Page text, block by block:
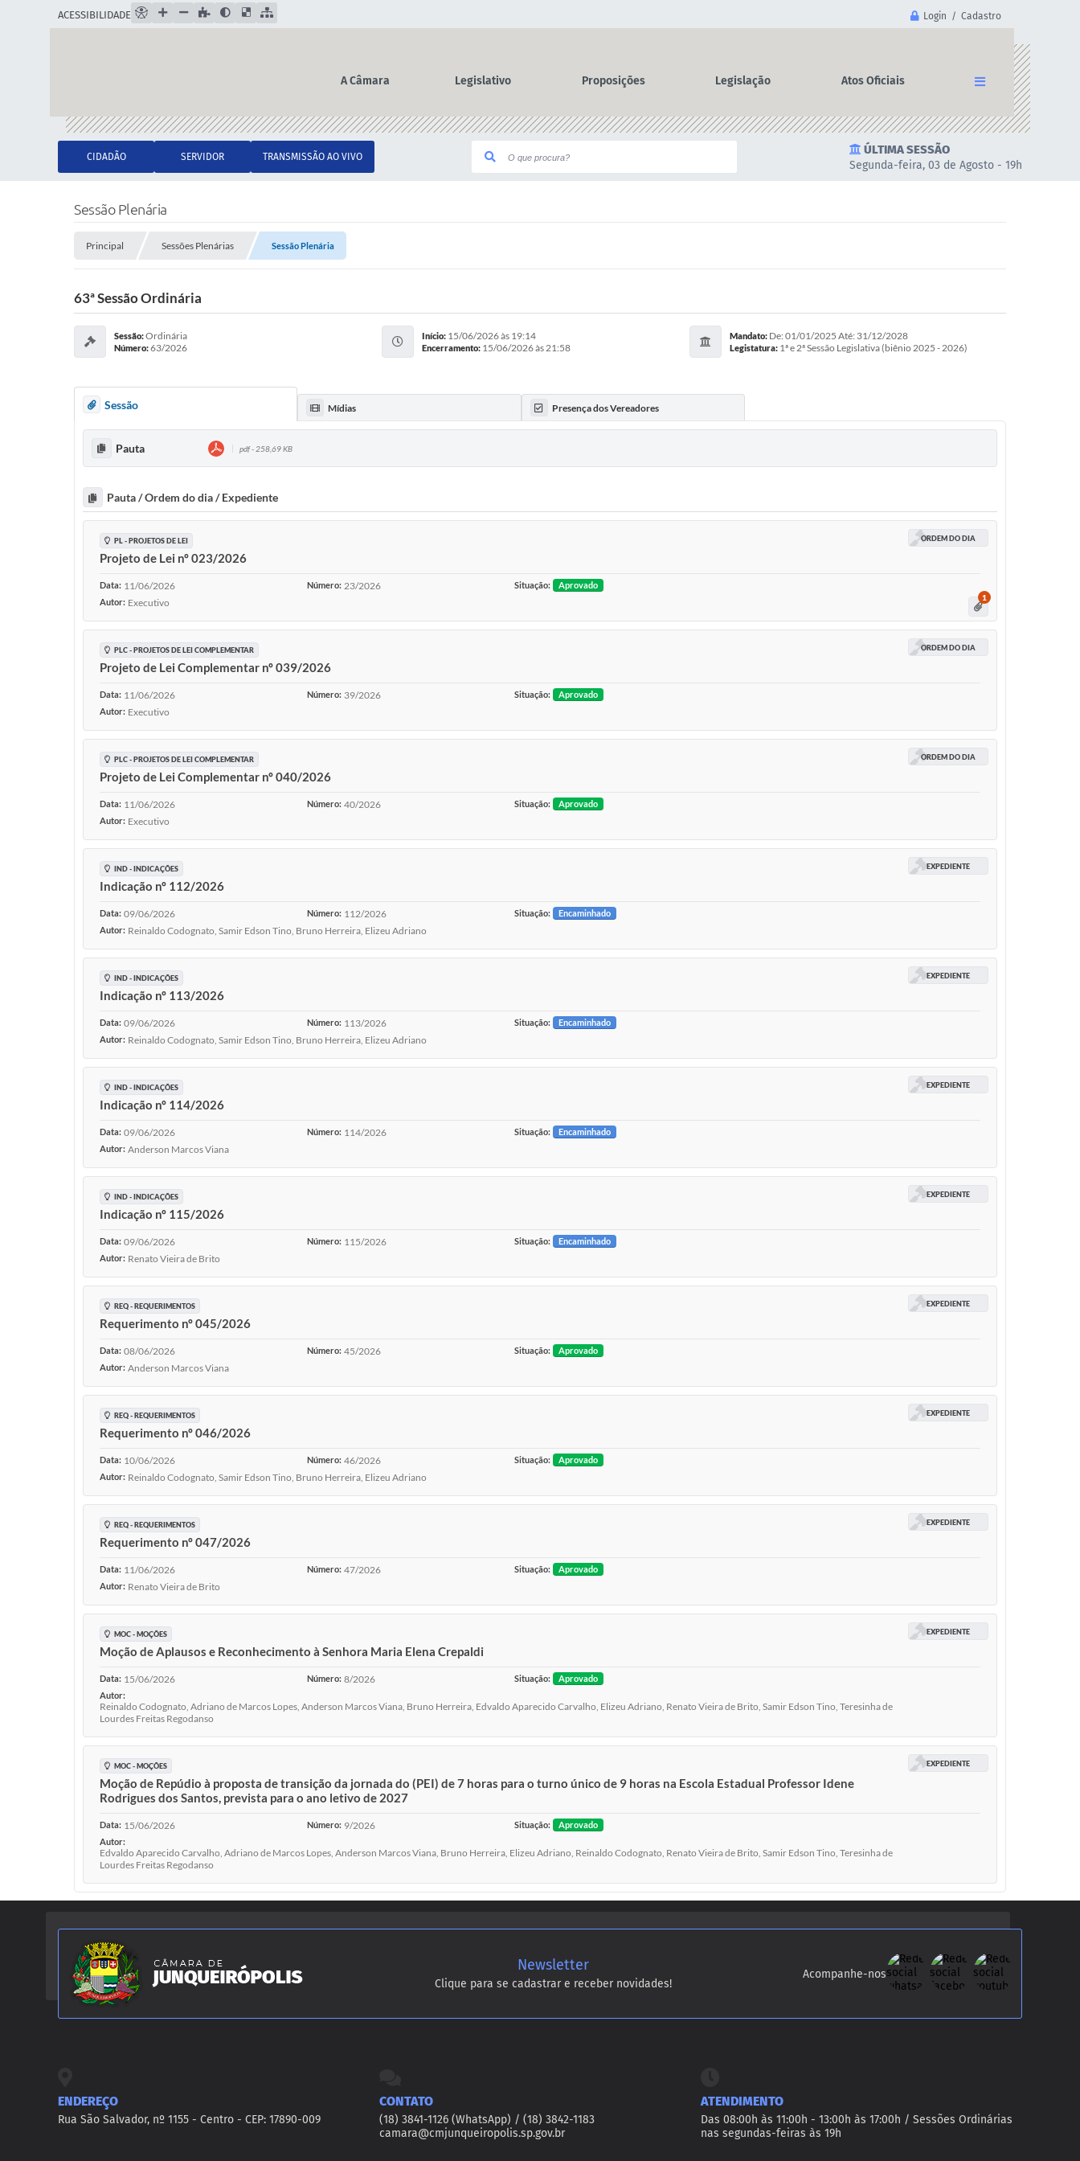
Login / Cadastro
ACESSIBILIDADE
A Câmara Legislativo Proposições Legislação Atos Oficiais
CIDADÃO SERVIDOR TRANSMISSÃO AO VIVO
ÚLTIMA SESSÃO
Segunda-feira, 03 de Agosto - 19h
Sessão Plenária
Principal Sessões Plenárias Sessão Plenária
63ª Sessão Ordinária
Sessão:Ordinária
Número:63/2026
Início: 15/06/2026 às 19:14
Encerramento: 15/06/2026 às 21:58
Mandato:De: 01/01/2025 Até: 31/12/2028
Legistatura:1ª e 2ª Sessão Legislativa (biênio 2025 - 2026)
Sessão Mídias Presença dos Vereadores
Pauta pdf - 258,69 KB
Pauta / Ordem do dia / Expediente
PL - PROJETOS DE LEI
Projeto de Lei nº 023/2026
Data: 11/06/2026 Número: 23/2026 Situação:
Aprovado
Autor: Executivo 1
ORDEM DO DIA
PLC - PROJETOS DE LEI COMPLEMENTAR
Projeto de Lei Complementar nº 039/2026
Data: 11/06/2026 Número: 39/2026 Situação:
Aprovado
Autor: Executivo
ORDEM DO DIA
PLC - PROJETOS DE LEI COMPLEMENTAR
Projeto de Lei Complementar nº 040/2026
Data: 11/06/2026 Número: 40/2026 Situação:
Aprovado
Autor: Executivo
ORDEM DO DIA
IND - INDICAÇÕES
Indicação nº 112/2026
Data: 09/06/2026 Número: 112/2026 Situação:
Encaminhado
Autor: Reinaldo Codognato, Samir Edson Tino, Bruno Herreira, Elizeu Adriano
EXPEDIENTE
IND - INDICAÇÕES
Indicação nº 113/2026
Data: 09/06/2026 Número: 113/2026 Situação:
Encaminhado
Autor: Reinaldo Codognato, Samir Edson Tino, Bruno Herreira, Elizeu Adriano
EXPEDIENTE
IND - INDICAÇÕES
Indicação nº 114/2026
Data: 09/06/2026 Número: 114/2026 Situação:
Encaminhado
Autor: Anderson Marcos Viana
EXPEDIENTE
IND - INDICAÇÕES
Indicação nº 115/2026
Data: 09/06/2026 Número: 115/2026 Situação:
Encaminhado
Autor: Renato Vieira de Brito
EXPEDIENTE
REQ - REQUERIMENTOS
Requerimento nº 045/2026
Data: 08/06/2026 Número: 45/2026 Situação:
Aprovado
Autor: Anderson Marcos Viana
EXPEDIENTE
REQ - REQUERIMENTOS
Requerimento nº 046/2026
Data: 10/06/2026 Número: 46/2026 Situação:
Aprovado
Autor: Reinaldo Codognato, Samir Edson Tino, Bruno Herreira, Elizeu Adriano
EXPEDIENTE
REQ - REQUERIMENTOS
Requerimento nº 047/2026
Data: 11/06/2026 Número: 47/2026 Situação:
Aprovado
Autor: Renato Vieira de Brito
EXPEDIENTE
MOC - MOÇÕES
Moção de Aplausos e Reconhecimento à Senhora Maria Elena Crepaldi
Data: 15/06/2026 Número: 8/2026 Situação:
Aprovado
Autor:
Reinaldo Codognato, Adriano de Marcos Lopes, Anderson Marcos Viana, Bruno Herreira, Edvaldo Aparecido Carvalho, Elizeu Adriano, Renato Vieira de Brito, Samir Edson Tino, Teresinha de
Lourdes Freitas Regodanso
EXPEDIENTE
MOC - MOÇÕES
Moção de Repúdio à proposta de transição da jornada do (PEI) de 7 horas para o turno único de 9 horas na Escola Estadual Professor Idene
Rodrigues dos Santos, prevista para o ano letivo de 2027
Data: 15/06/2026 Número: 9/2026 Situação:
Aprovado
Autor:
Edvaldo Aparecido Carvalho, Adriano de Marcos Lopes, Anderson Marcos Viana, Bruno Herreira, Elizeu Adriano, Reinaldo Codognato, Renato Vieira de Brito, Samir Edson Tino, Teresinha de
Lourdes Freitas Regodanso
EXPEDIENTE
Newsletter
Clique para se cadastrar e receber novidades!
Acompanhe-nos
ENDEREÇO
Rua São Salvador, nº 1155 - Centro - CEP: 17890-009
CONTATO
(18) 3841-1126 (WhatsApp) / (18) 3842-1183
camara@cmjunqueiropolis.sp.gov.br
ATENDIMENTO
Das 08:00h às 11:00h - 13:00h às 17:00h / Sessões Ordinárias
nas segundas-feiras às 19h